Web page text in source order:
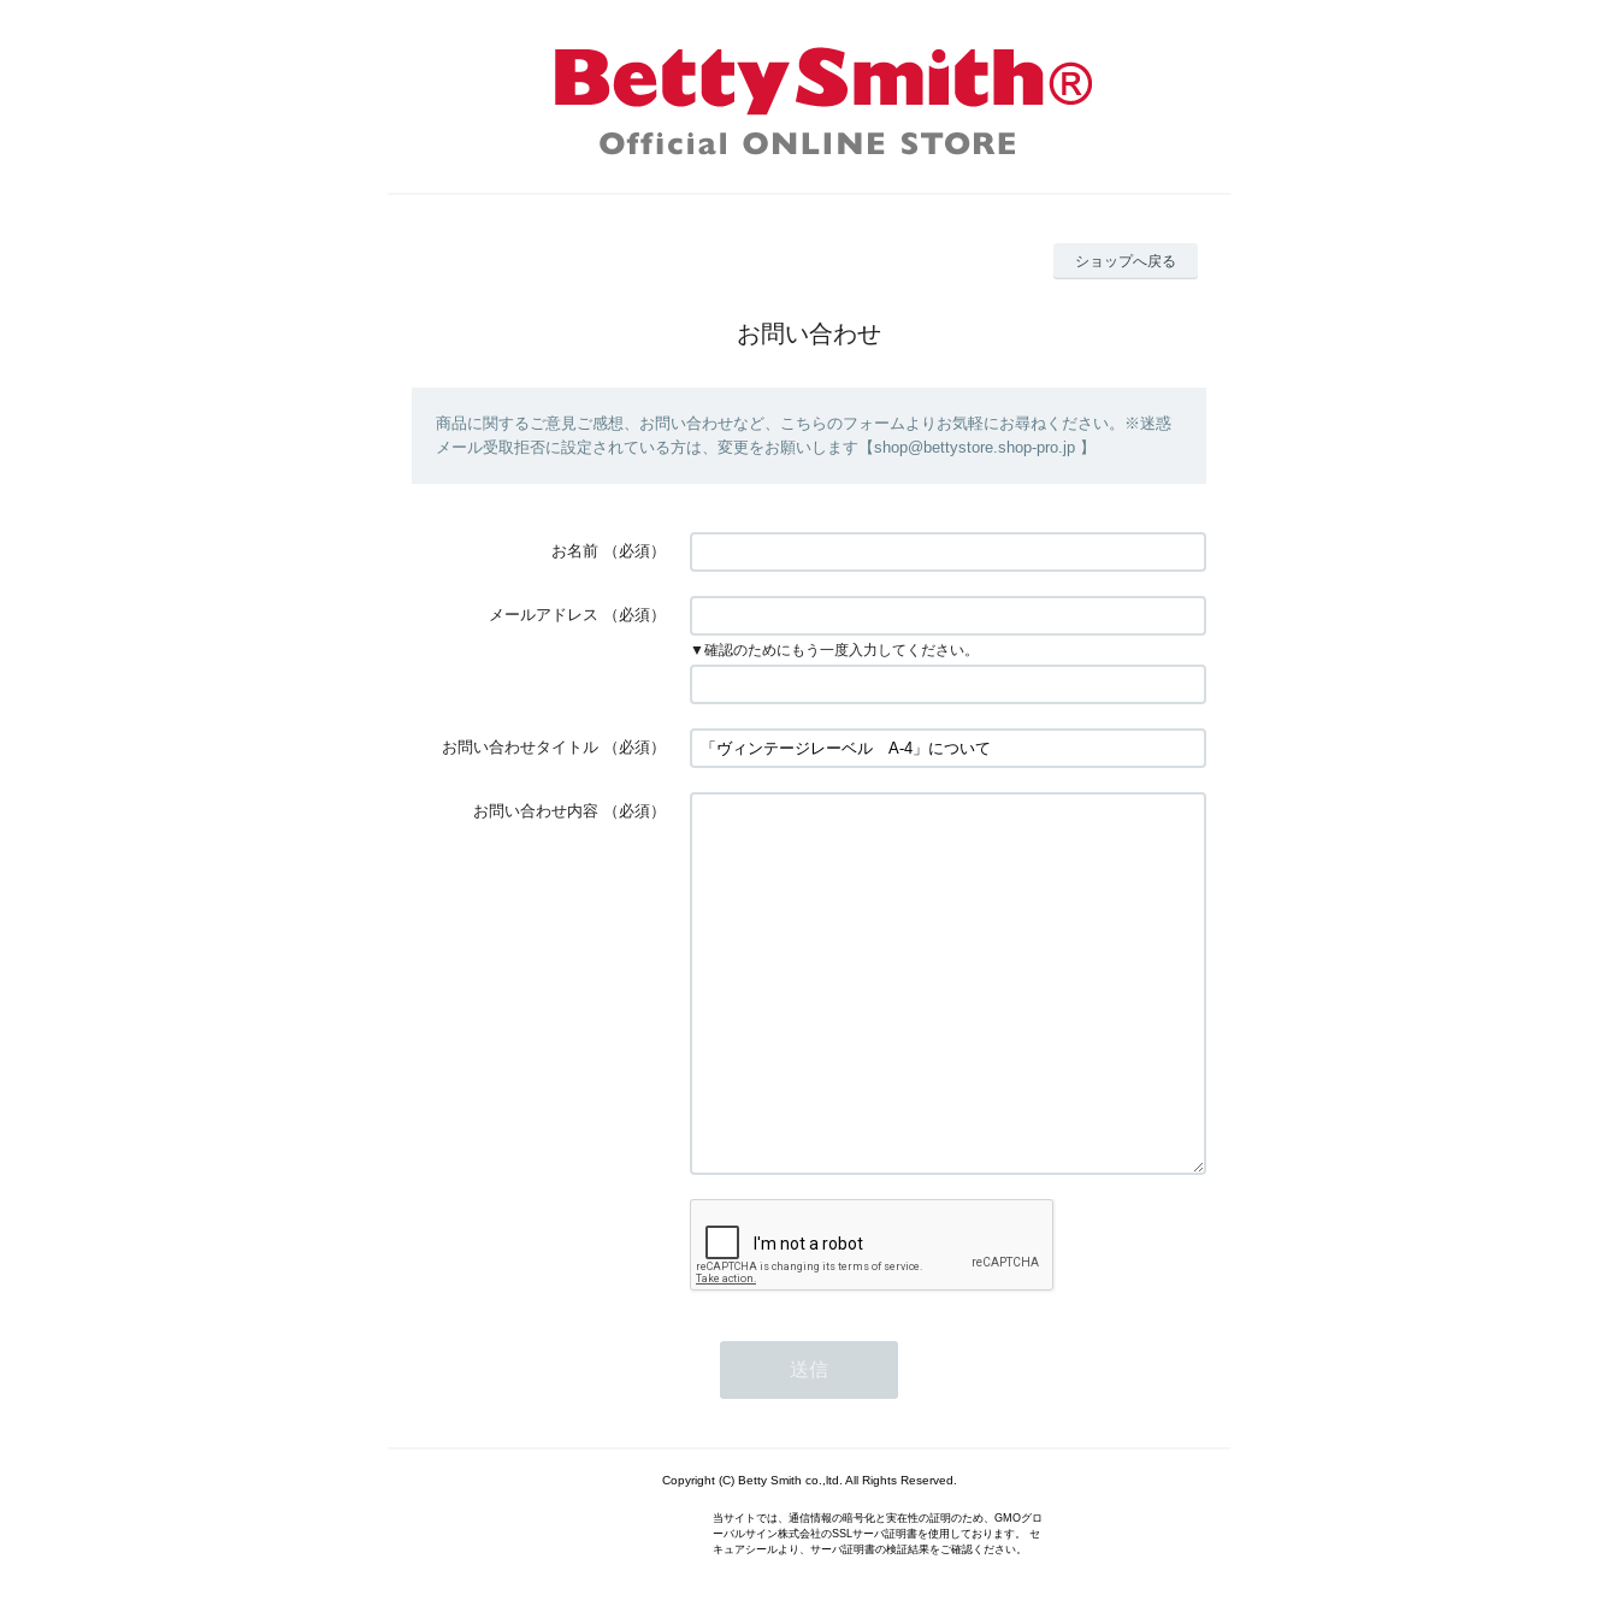
ショップへ戻る
お問い合わせ
商品に関するご意見ご感想、お問い合わせなど、こちらのフォームよりお気軽にお尋ねください。※迷惑
メール受取拒否に設定されている方は、変更をお願いします【shop@bettystore.shop-pro.jp 】
お名前 （必須）
メールアドレス （必須）
▼確認のためにもう一度入力してください。
お問い合わせタイトル （必須）
お問い合わせ内容 （必須）
Copyright (C) Betty Smith co.,ltd. All Rights Reserved.
当サイトでは、通信情報の暗号化と実在性の証明のため、GMOグロ
ーバルサイン株式会社のSSLサーバ証明書を使用しております。 セ
キュアシールより、サーバ証明書の検証結果をご確認ください。